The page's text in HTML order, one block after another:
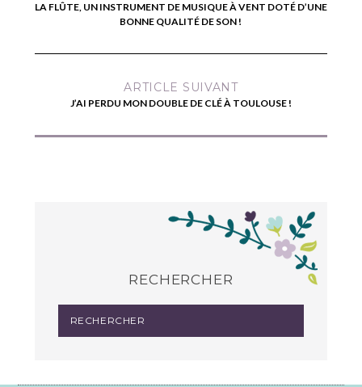
LA FLÛTE, UN INSTRUMENT DE MUSIQUE À VENT DOTÉ D’UNE
BONNE QUALITÉ DE SON !
ARTICLE SUIVANT
J’AI PERDU MON DOUBLE DE CLÉ À TOULOUSE !
RECHERCHER